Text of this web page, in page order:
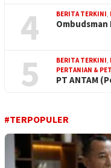
4
BERITA TERKINI,
5 BERITA TERKINI,
PERTANIAN &
PT ANTAM
#TERPOPULER